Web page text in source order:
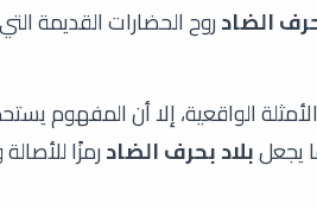
الضادروح الحضارات القديمة
الواقعية، إلا أن المفهوم
يجعلبلاد بحرف الضادرمزًا للأصالة